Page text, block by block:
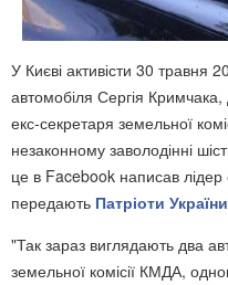
У Києві активісти 30 травня
автомобіля Сергія Кримчака,
екс-секретаря земельної
незаконному заволодінні
це в Facebook написав лідер
передають Патріоти України
"Так зараз виглядають два
земельної комісії КМДА,